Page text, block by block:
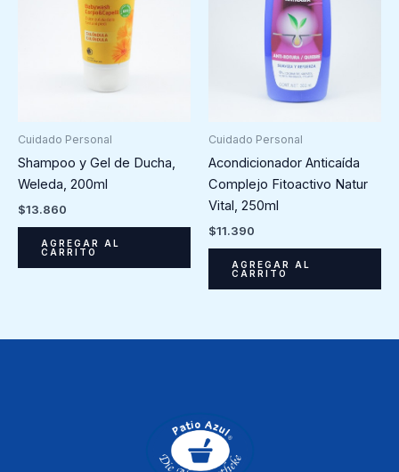
Cuidado Personal
Shampoo y Gel de Ducha,
Weleda, 200ml
$13.860
AGREGAR AL
CARRITO
Cuidado Personal
Acondicionador Anticaída
Complejo Fitoactivo Natur
Vital, 250ml
$11.390
AGREGAR AL
CARRITO